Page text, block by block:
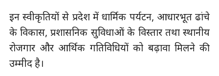
इन स्वीकृतियों से प्रदेश में धार्मिक पर्यटन, आधारभूत ढांचे
के विकास, प्रशासनिक सुविधाओं के विस्तार तथा स्थानीय
रोजगार और आर्थिक गतिविधियों को बढ़ावा मिलने की
उम्मीद है।